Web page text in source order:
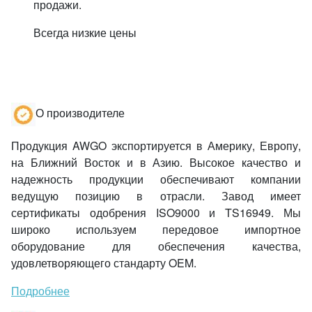
продажи.
Всегда низкие цены
О производителе
Продукция AWGO экспортируется в Америку, Европу,
на Ближний Восток и в Азию. Высокое качество и
надежность продукции обеспечивают компании
ведущую позицию в отрасли. Завод имеет
сертификаты одобрения ISO9000 и TS16949. Мы
широко используем передовое импортное
оборудование для обеспечения качества,
удовлетворяющего стандарту OEM.
Подробнее